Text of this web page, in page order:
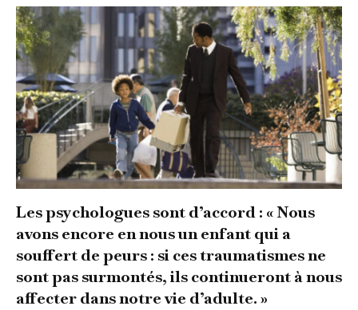
Les psychologues sont d’accord : « Nous
avons encore en nous un enfant qui a
souffert de peurs : si ces traumatismes ne
sont pas surmontés, ils continueront à nous
affecter dans notre vie d’adulte. »